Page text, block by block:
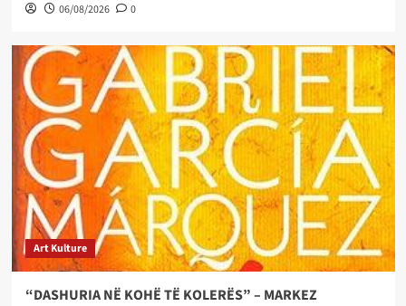
06/08/2026 0
Art Kulture
“DASHURIA NË KOHË TË KOLERËS” – MARKEZ